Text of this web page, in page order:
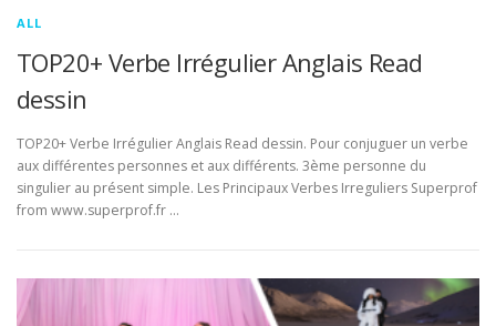
ALL
TOP20+ Verbe Irrégulier Anglais Read
dessin
TOP20+ Verbe Irrégulier Anglais Read dessin. Pour conjuguer un verbe
aux différentes personnes et aux différents. 3ème personne du
singulier au présent simple. Les Principaux Verbes Irreguliers Superprof
from www.superprof.fr …